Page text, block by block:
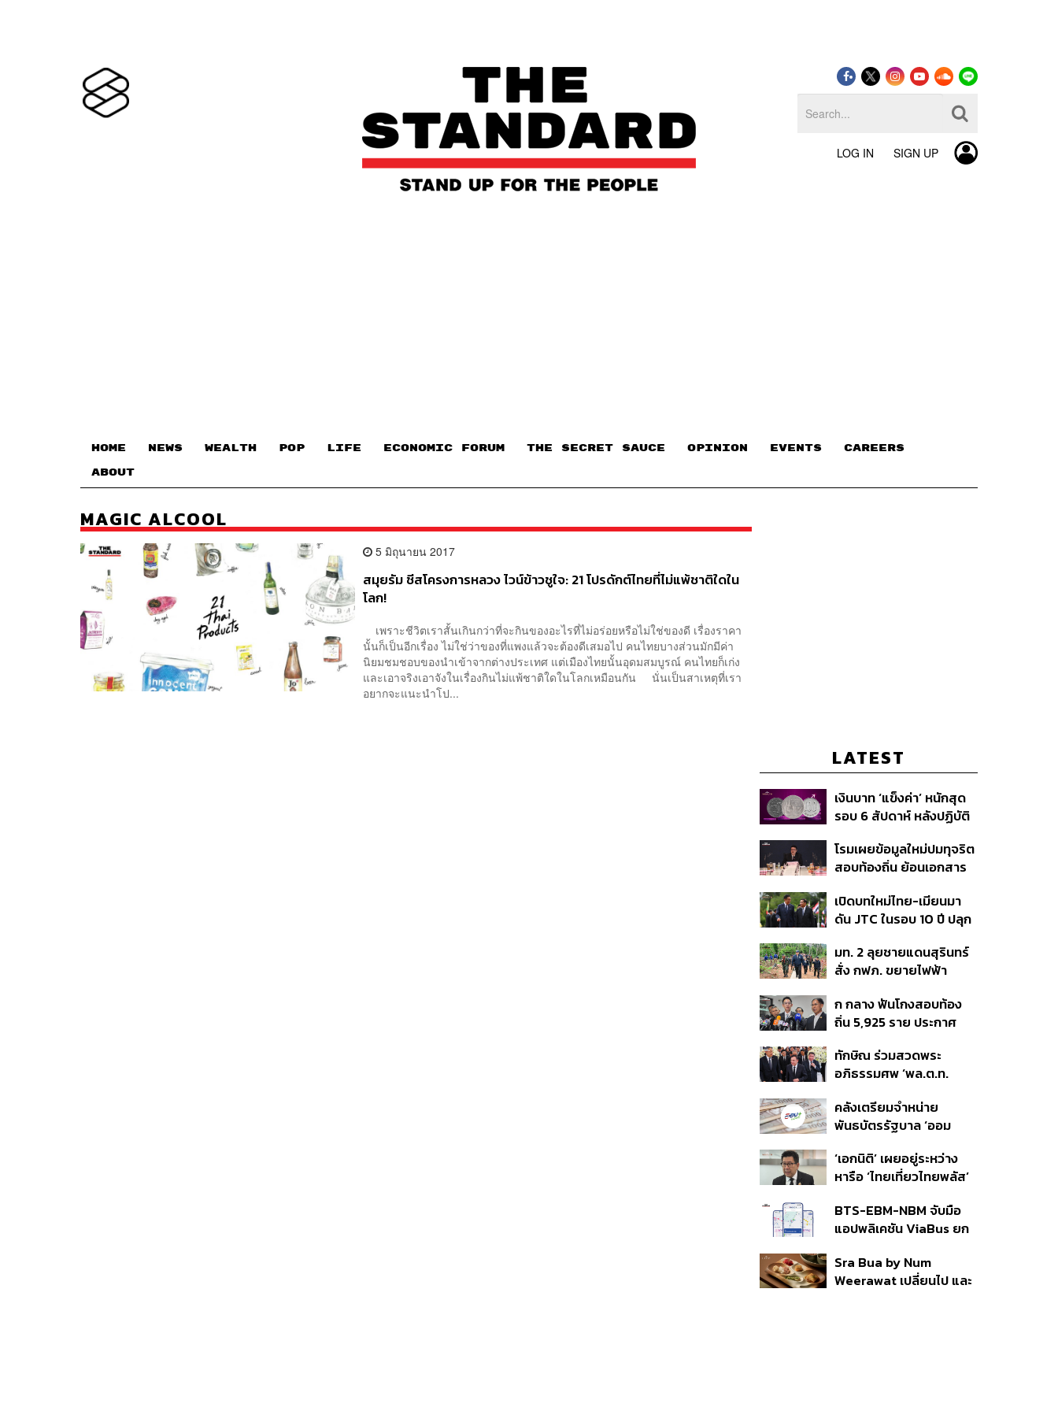
LOG IN SIGN UP
HOME NEWS WEALTH POP LIFE ECONOMIC FORUM THE SECRET SAUCE​ OPINION EVENTS CAREERS
ABOUT
MAGIC ALCOOL
5 มิถุนายน 2017
สมุยรัม ชีสโครงการหลวง ไวน์ข้าวชูใจ: 21 โปรดักต์ไทยที่ไม่แพ้ชาติใดใน
โลก!
เพราะชีวิตเราสั้นเกินกว่าที่จะกินของอะไรที่ไม่อร่อยหรือไม่ใช่ของดี เรื่องราคา
นั้นก็เป็นอีกเรื่อง ไม่ใช่ว่าของที่แพงแล้วจะต้องดีเสมอไป คนไทยบางส่วนมักมีค่า
นิยมชมชอบของนำเข้าจากต่างประเทศ แต่เมืองไทยนั้นอุดมสมบูรณ์ คนไทยก็เก่ง
และเอาจริงเอาจังในเรื่องกินไม่แพ้ชาติใดในโลกเหมือนกัน นั่นเป็นสาเหตุที่เรา
อยากจะแนะนำโป...
LATEST
เงินบาท ‘แข็งค่า’ หนักสุด
รอบ 6 สัปดาห์ หลังปฏิบัติ
สหรัฐฯ-ญี่ปุ่น Standard
Chartered เปิดเป้าสิ้นปีนี้
ต่อดอลลาร์
โรมเผยข้อมูลใหม่ปมทุจริต
สอบท้องถิ่น ย้อนเอกสาร
อนุทิน จ่อสอบต่อเอี่ยว
ตัดตอน ม.บูรพา หรือไม่
เปิดบทใหม่ไทย-เมียนมา
ดัน JTC ในรอบ 10 ปี ปลุก
ชายแดน ท่าเรือน้ำลึก
ทวาย
มท. 2 ลุยชายแดนสุรินทร์
สั่ง กฟภ. ขยายไฟฟ้า
350’ เสริมความมั่นคง
ชายแดน
ก กลาง ฟันโกงสอบท้อง
ถิ่น 5,925 ราย ประกาศ
ราย รอ ป.ป.ช. ขีดเส้นแล้ว
เสร็จ 31 ส.ค.
ทักษิณ ร่วมสวดพระ
อภิธรรมศพ ‘พล.ต.ท.
สิน’ สิริอายุ 103 ปี แกนนำ
เพื่อไทย-บุคคลหลาก
คลังเตรียมจำหน่าย
พันธบัตรรัฐบาล ‘ออม
ก.ย.นี้ อาจเพิ่มสัดส่วนการ
ขายแบบ Small Lot First
‘เอกนิติ’ เผยอยู่ระหว่าง
หารือ ‘ไทยเที่ยวไทยพลัส’
แสนล้าน มั่นใจงบต่อ ‘ไทย
ช่วยไทย พลัส’ เฟส 2 มี
BTS-EBM-NBM จับมือ
แอปพลิเคชัน ViaBus ยก
รถไฟฟ้า 3 สายแบบเรียล
ไทม์
Sra Bua by Num
Weerawat เปลี่ยนไป และ